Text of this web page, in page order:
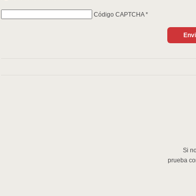
Código CAPTCHA*
Si
prueba